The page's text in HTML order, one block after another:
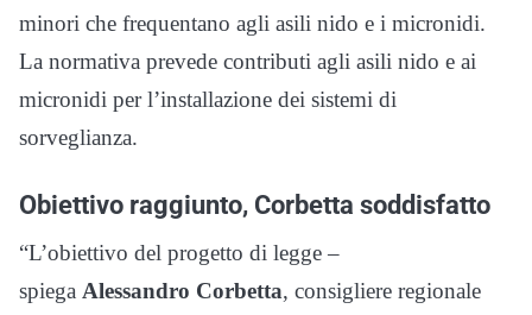
minori che frequentano agli asili nido e i micronidi.
La normativa prevede contributi agli asili nido e ai
micronidi per l’installazione dei sistemi di
sorveglianza.
Obiettivo raggiunto, Corbetta soddisfatto
“L’obiettivo del progetto di legge –
spiega Alessandro Corbetta, consigliere regionale